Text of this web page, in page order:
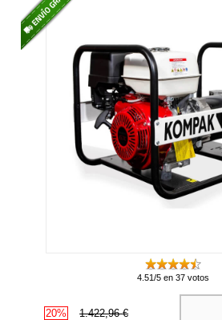
4.51/5 en 37 votos
20% 1.422,96 €